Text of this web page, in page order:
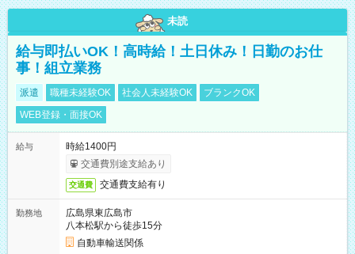
未読
給与即払いOK！高時給！土日休み！日勤のお仕
事！組立業務
派遣 職種未経験OK 社会人未経験OK
ブランクOK
WEB登録・面接OK
給与
時給1400円
交通費別途支給あり
交通費 交通費支給有り
勤務地
広島県東広島市
八本松駅から徒歩15分
自動車輸送関係